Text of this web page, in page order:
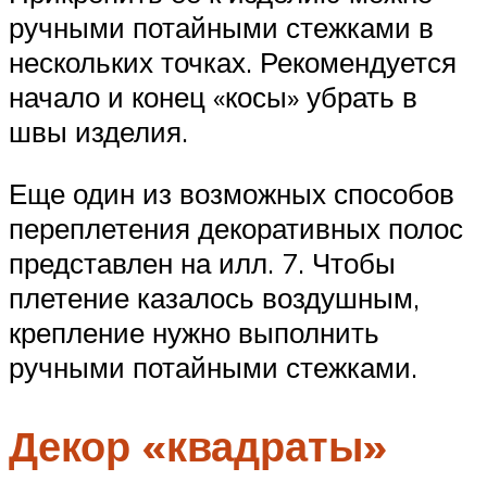
ручными потайными стежками в
нескольких точках. Рекомендуется
начало и конец «косы» убрать в
швы изделия.
Еще один из возможных способов
переплетения декоративных полос
представлен на илл. 7. Чтобы
плетение казалось воздушным,
крепление нужно выполнить
ручными потайными стежками.
Декор «квадраты»